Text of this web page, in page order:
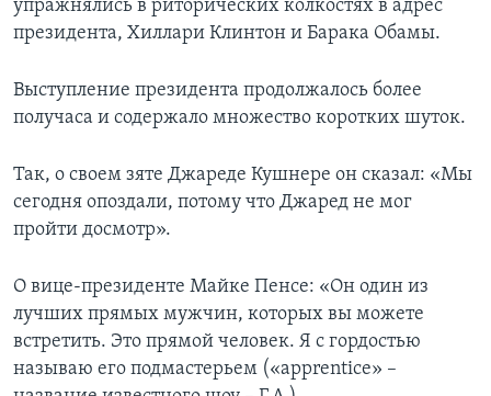
упражнялись в риторических колкостях в адрес
президента, Хиллари Клинтон и Барака Обамы.
Выступление президента продолжалось более
получаса и содержало множество коротких шуток.
Так, о своем зяте Джареде Кушнере он сказал: «Мы
сегодня опоздали, потому что Джаред не мог
пройти досмотр».
О вице-президенте Майке Пенсе: «Он один из
лучших прямых мужчин, которых вы можете
встретить. Это прямой человек. Я с гордостью
называю его подмастерьем («apprentice» –